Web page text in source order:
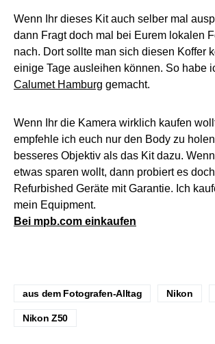
Wenn Ihr dieses Kit auch selber mal
dann Fragt doch mal bei Eurem lokalen
nach. Dort sollte man sich diesen Koffer
einige Tage ausleihen können. So habe
Calumet Hamburg gemacht.
Wenn Ihr die Kamera wirklich kaufen
empfehle ich euch nur den Body zu
besseres Objektiv als das Kit dazu.
etwas sparen wollt, dann probiert es
Refurbished Geräte mit Garantie. Ich
mein Equipment.
Bei mpb.com einkaufen
aus dem Fotografen-Alltag Nikon
Nikon Z50